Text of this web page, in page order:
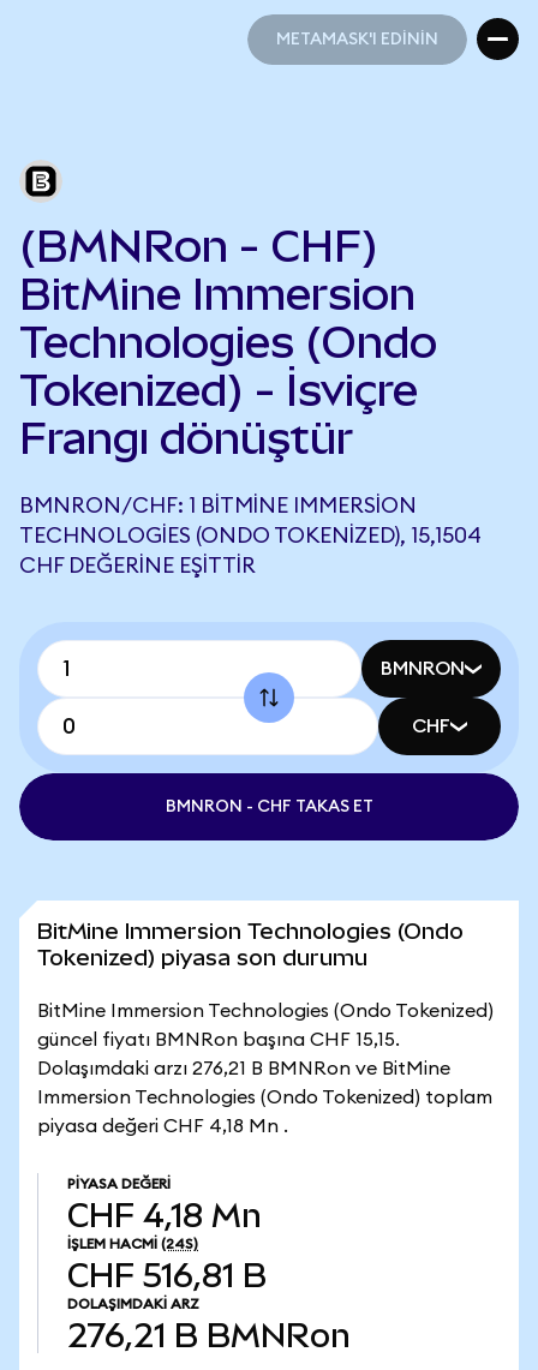
METAMASK'I EDİNİN
(BMNRon - CHF)
BitMine Immersion
Technologies (Ondo
Tokenized) - İsviçre
Frangı dönüştür
BMNRON/CHF: 1 BITMINE IMMERSION
TECHNOLOGIES (ONDO TOKENIZED), 15,1504
CHF DEĞERINE EŞITTIR
BMNRON
CHF
BMNRON - CHF TAKAS ET
BitMine Immersion Technologies (Ondo
Tokenized) piyasa son durumu
BitMine Immersion Technologies (Ondo Tokenized)
güncel fiyatı BMNRon başına CHF 15,15.
Dolaşımdaki arzı 276,21 B BMNRon ve BitMine
Immersion Technologies (Ondo Tokenized) toplam
piyasa değeri CHF 4,18 Mn .
PIYASA DEĞERI
CHF 4,18 Mn
İŞLEM HACMI (24S)
CHF 516,81 B
DOLAŞIMDAKI ARZ
276,21 B BMNRon